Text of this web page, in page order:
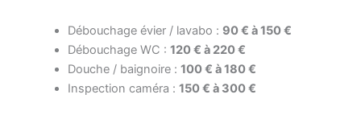
Débouchage évier / lavabo : 90 € à 150 €
Débouchage WC : 120 € à 220 €
Douche / baignoire : 100 € à 180 €
Inspection caméra : 150 € à 300 €